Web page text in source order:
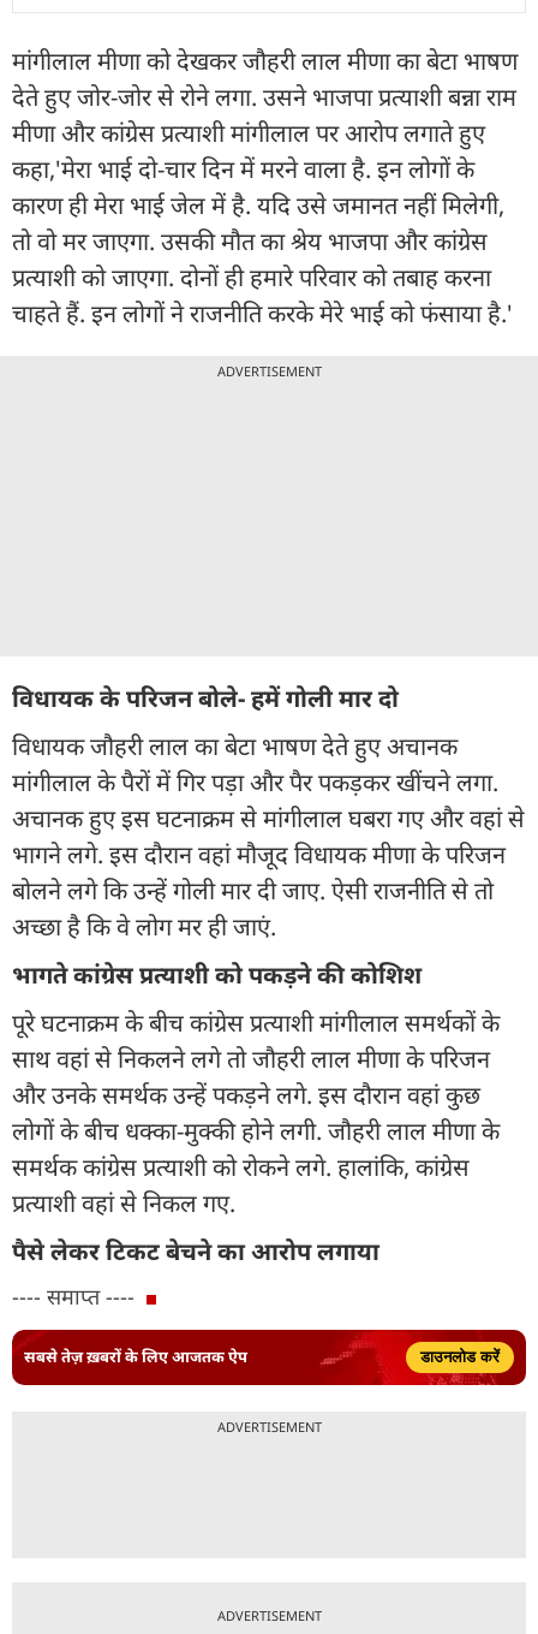
मांगीलाल मीणा को देखकर जौहरी लाल मीणा का बेटा भाषण
देते हुए जोर-जोर से रोने लगा. उसने भाजपा प्रत्याशी बन्ना राम
मीणा और कांग्रेस प्रत्याशी मांगीलाल पर आरोप लगाते हुए
कहा,'मेरा भाई दो-चार दिन में मरने वाला है. इन लोगों के
कारण ही मेरा भाई जेल में है. यदि उसे जमानत नहीं मिलेगी,
तो वो मर जाएगा. उसकी मौत का श्रेय भाजपा और कांग्रेस
प्रत्याशी को जाएगा. दोनों ही हमारे परिवार को तबाह करना
चाहते हैं. इन लोगों ने राजनीति करके मेरे भाई को फंसाया है.'
ADVERTISEMENT
विधायक के परिजन बोले- हमें गोली मार दो
विधायक जौहरी लाल का बेटा भाषण देते हुए अचानक
मांगीलाल के पैरों में गिर पड़ा और पैर पकड़कर खींचने लगा.
अचानक हुए इस घटनाक्रम से मांगीलाल घबरा गए और वहां से
भागने लगे. इस दौरान वहां मौजूद विधायक मीणा के परिजन
बोलने लगे कि उन्हें गोली मार दी जाए. ऐसी राजनीति से तो
अच्छा है कि वे लोग मर ही जाएं.
भागते कांग्रेस प्रत्याशी को पकड़ने की कोशिश
पूरे घटनाक्रम के बीच कांग्रेस प्रत्याशी मांगीलाल समर्थकों के
साथ वहां से निकलने लगे तो जौहरी लाल मीणा के परिजन
और उनके समर्थक उन्हें पकड़ने लगे. इस दौरान वहां कुछ
लोगों के बीच धक्का-मुक्की होने लगी. जौहरी लाल मीणा के
समर्थक कांग्रेस प्रत्याशी को रोकने लगे. हालांकि, कांग्रेस
प्रत्याशी वहां से निकल गए.
पैसे लेकर टिकट बेचने का आरोप लगाया
---- समाप्त ----
सबसे तेज़ ख़बरों के लिए आजतक ऐप डाउनलोड करें
ADVERTISEMENT
ADVERTISEMENT